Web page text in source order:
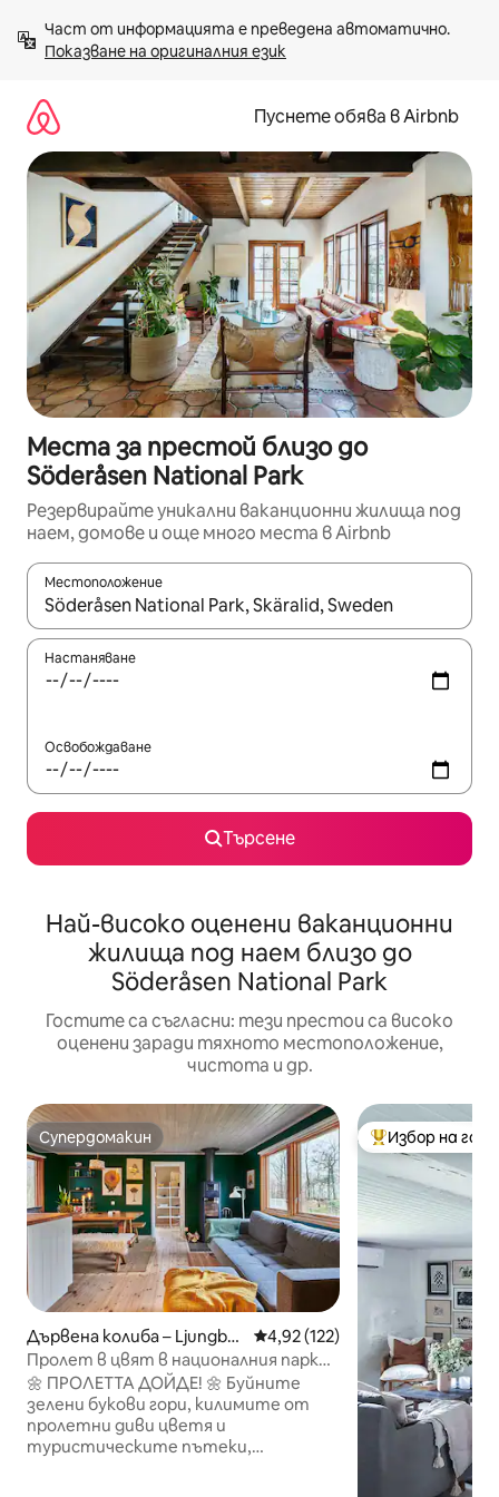
към
съдържанието
Показване на оригиналния език
Пуснете обява в Airbnb
Места за престой близо до
Söderåsen National Park
Резервирайте уникални ваканционни жилища под
наем, домове и още много места в Airbnb
Местоположение
Когато резултатите се покажат, използвайте
Настаняване
Освобождаване
Търсене
Най-високо оценени ваканционни
жилища под наем близо до
Söderåsen National Park
Гостите са съгласни: тези престои са високо
оценени заради тяхното местоположение,
чистота и др.
Супердомакин
Супердомакин
Дървена колиба – Ljungby
hed
Средна оценка: 4,92 от 5,
4,92 (122)
Пролет в цвят в националния парк
Сьодеросен
🌼 ПРОЛЕТТА ДОЙДЕ! 🌼 Буйните
зелени букови гори, килимите от
пролетни диви цветя и
туристическите пътеки,
Най-популярен
Избор на